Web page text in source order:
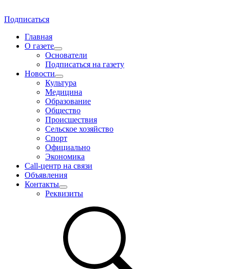
Подписаться
Главная
О газете
Основатели
Подписаться на газету
Новости
Культура
Медицина
Образование
Общество
Происшествия
Сельское хозяйство
Спорт
Официально
Экономика
Call-центр на связи
Объявления
Контакты
Реквизиты